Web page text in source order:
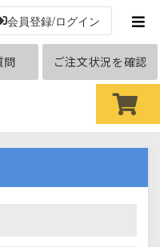
会員登録/ログイン
問 ご注文状況を確認